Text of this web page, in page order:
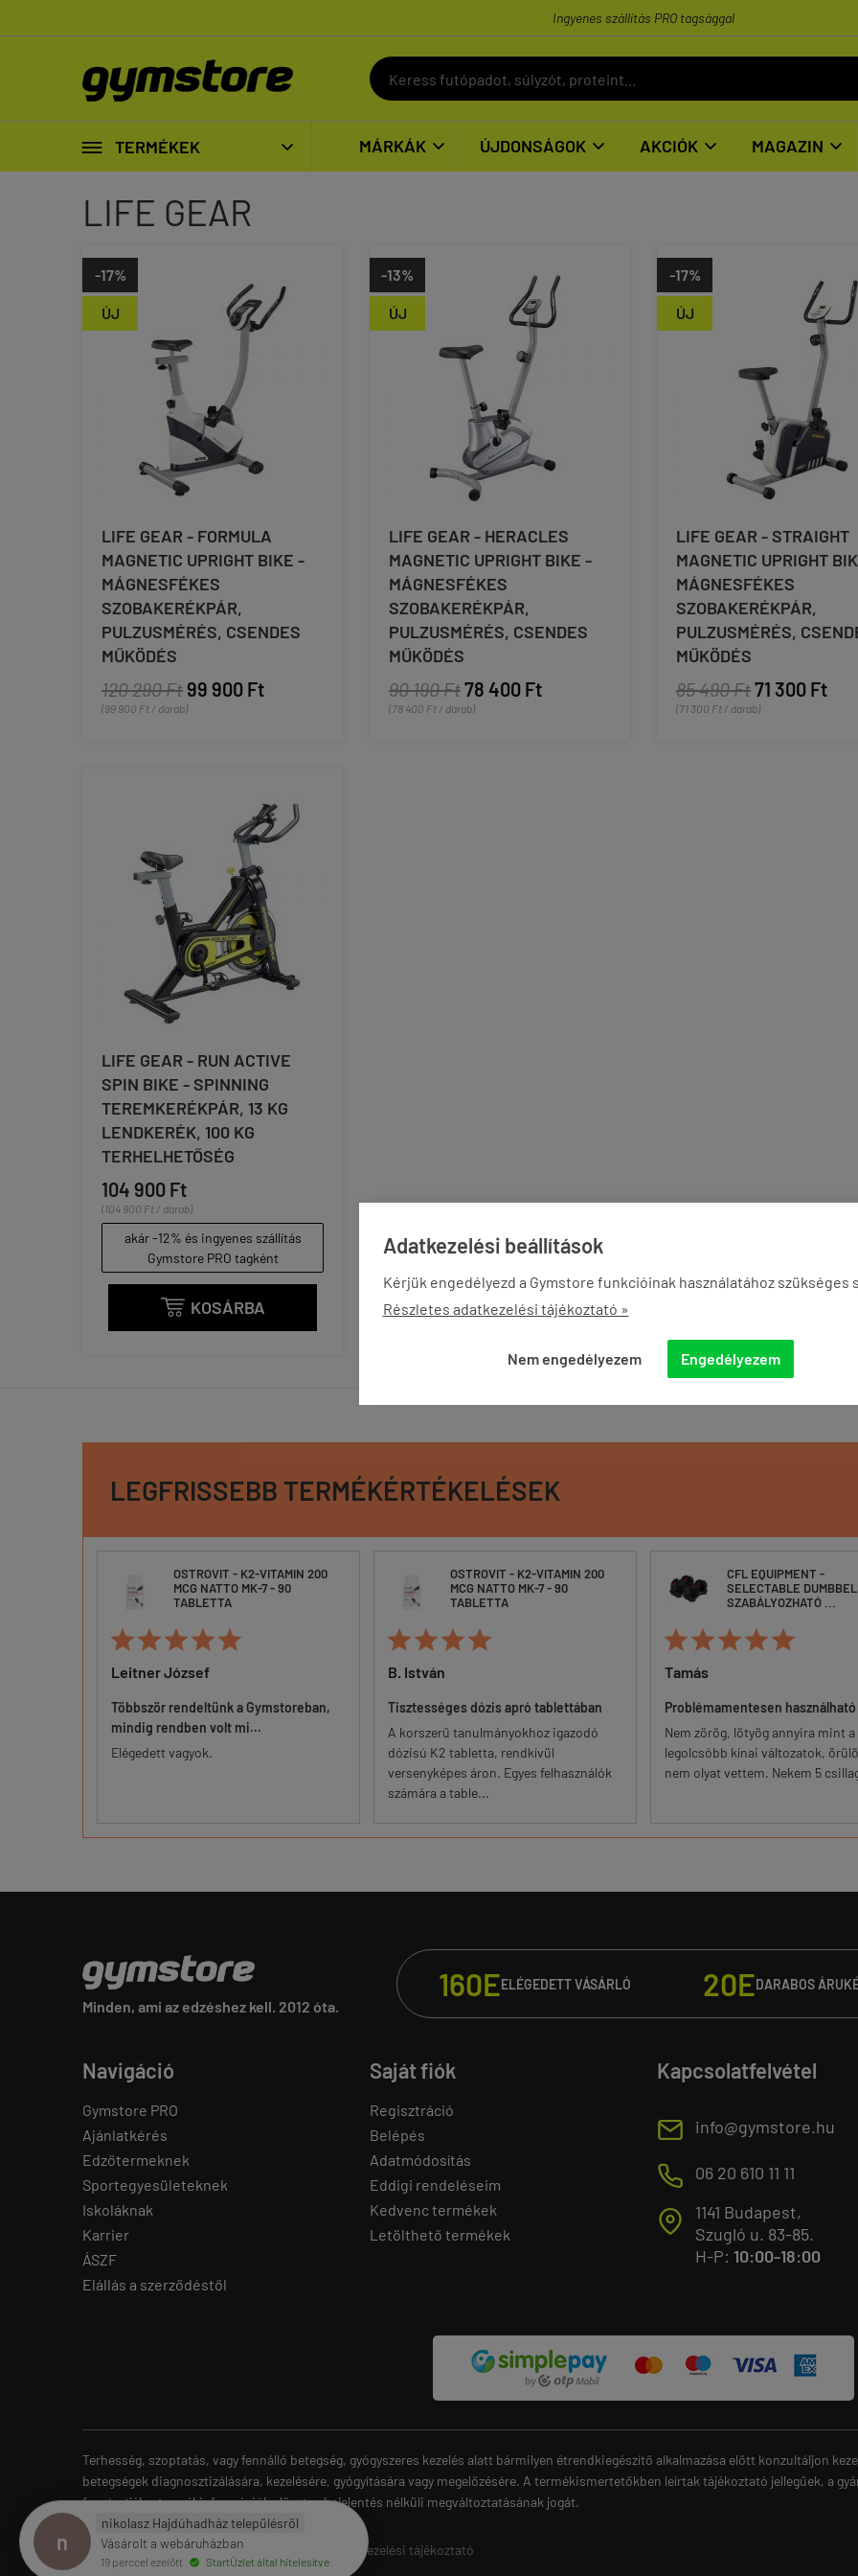
Adatkezelési beállítások
Kérjük engedélyezd a Gymstore funkcióinak használatához szükséges
Részletes adatkezelési tájékoztató »
Nem engedélyezem Engedélyezem
Ingyenes szállítás PRO tagsággal
 TERMÉKEK  MÁRKÁK  ÚJDONSÁGOK  AKCIÓK  MAGAZIN 
LIFE GEAR
ÚJ
-17%
LIFE GEAR - FORMULA
MAGNETIC UPRIGHT BIKE -
MÁGNESFÉKES
SZOBAKERÉKPÁR,
PULZUSMÉRÉS, CSENDES
MŰKÖDÉS
120 290 Ft99 900 Ft
(99 900 Ft / darab)
ÚJ
-13%
LIFE GEAR - HERACLES
MAGNETIC UPRIGHT BIKE -
MÁGNESFÉKES
SZOBAKERÉKPÁR,
PULZUSMÉRÉS, CSENDES
MŰKÖDÉS
90 190 Ft78 400 Ft
(78 400 Ft / darab)
ÚJ
-17%
LIFE GEAR - STRAIGHT
MAGNETIC UPRIGHT
MÁGNESFÉKES
SZOBAKERÉKPÁR,
PULZUSMÉRÉS,
MŰKÖDÉS
85 490 Ft71 300 Ft
(71 300 Ft / darab)
LIFE GEAR - RUN ACTIVE
SPIN BIKE - SPINNING
TEREMKERÉKPÁR, 13 KG
LENDKERÉK, 100 KG
TERHELHETŐSÉG
104 900 Ft
(104 900 Ft / darab)
akár -12% és ingyenes szállítás
Gymstore PRO tagként
 KOSÁRBA
LEGFRISSEBB TERMÉKÉRTÉKELÉSEK
OSTROVIT - K2-VITAMIN 200
MCG NATTO MK-7 - 90
TABLETTA

Leitner József
Többször rendeltünk a Gymstoreban,
mindig rendben volt mi...
Elégedett vagyok.
OSTROVIT - K2-VITAMIN 200
MCG NATTO MK-7 - 90
TABLETTA

B. István
Tisztességes dózis apró tablettában
A korszerű tanulmányokhoz igazodó
dózisú K2 tabletta, rendkívül
versenyképes áron. Egyes felhasználók
számára a table...
CFL EQUIPMENT -
SELECTABLE
SZABÁLYOZHATÓ ...

Tamás
Problémamentesen használható
Nem zörög, lötyög annyira mint a
legolcsóbb kínai változatok,
nem olyat vettem. Nekem 5
Minden, ami az edzéshez kell. 2012 óta.
160EELÉGEDETT VÁSÁRLÓ 20EDARABOS
Navigáció
Gymstore PRO
Ajánlatkérés
Edzőtermeknek
Sportegyesületeknek
Iskoláknak
Karrier
ÁSZF
Elállás a szerződéstől
Saját fiók
Regisztráció
Belépés
Adatmódosítás
Eddigi rendeléseim
Kedvenc termékek
Letölthető termékek
Kapcsolatfelvétel
E info@gymstore.hu
M 06 20 610 11 11
T
1141 Budapest,
Szugló u. 83-85.
H-P: 10:00-18:00
Terhesség, szoptatás, vagy fennálló betegség, gyógyszeres kezelés alatt bármilyen étrendkiegészítő alkalmazása előtt konzultáljon
betegségek diagnosztizálására, kezelésére, gyógyítására vagy megelőzésére. A termékismertetőkben leírtak tájékoztató jellegűek, a
fenntartják a termékinformációk előzetes bejelentés nélküli megváltoztatásának jogát.
gymstore.hu -Gymstore Hungary Adatkezelési tájékoztató
n
nikolasz Hajdúhadház településről
Vásárolt a webáruházban
19 perccel ezelőtt  StartÜzlet által hitelesítve